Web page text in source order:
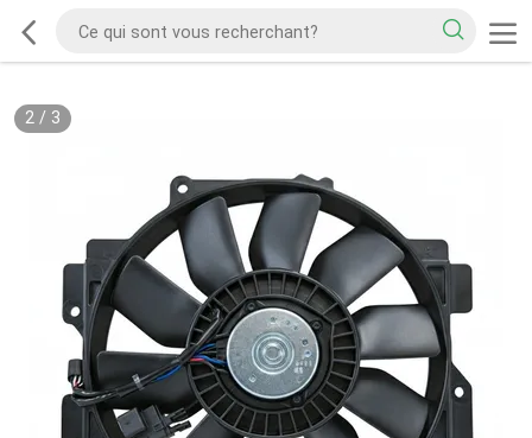
2/ 3